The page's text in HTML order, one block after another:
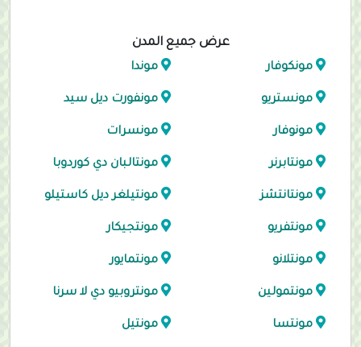
عرض جميع المدن
مونكوفار موندا
مونستريو مونفورت ديل سيد
مونوفار مونسرات
مونتابرنر مونتالبان دي كوردوبا
مونتانتشز مونتيلغر ديل كاستيلو
مونتفريو مونتجيكار
مونتلانو مونتمايور
مونتمولين مونتروبيو دي لا سرنا
مونتسا مونتيل